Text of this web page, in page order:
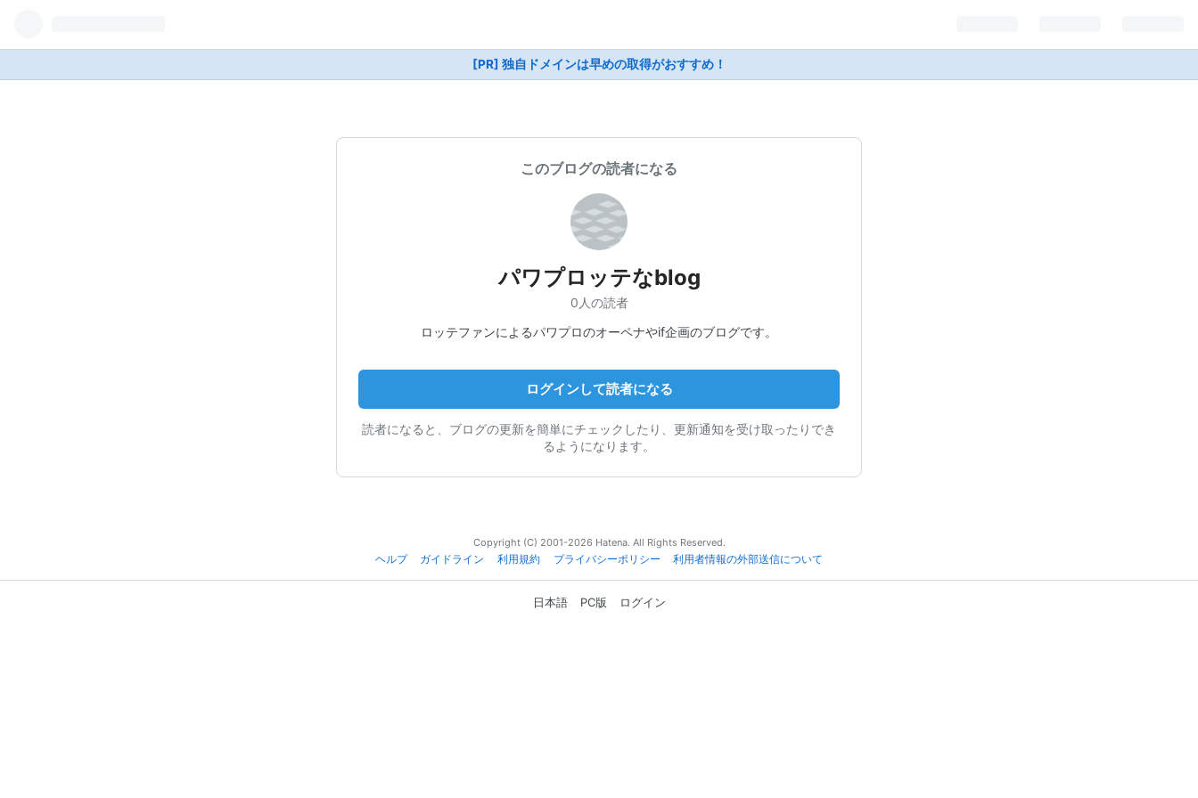
[PR] 独自ドメインは早めの取得がおすすめ！
このブログの読者になる
パワプロッテなblog
0人の読者
ロッテファンによるパワプロのオーペナやif企画のブログです。
ログインして読者になる
読者になると、ブログの更新を簡単にチェックしたり、更新通知を受け取ったりでき
るようになります。
Copyright (C) 2001-2026 Hatena. All Rights Reserved.
ヘルプ
ガイドライン 利用規約 プライバシーポリシー 利用者情報の外部送信について
日本語 PC版 ログイン